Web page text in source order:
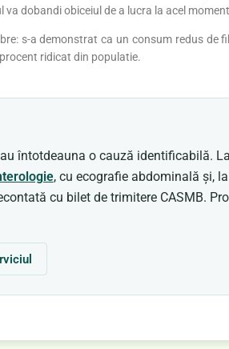
dobandi obiceiul de a lucra la acel
s-a demonstrat ca un consum redus de
ridicat din populatie.
întotdeauna o cauză identificabilă.
, cu ecografie abdominală și,
cu bilet de trimitere CASMB.